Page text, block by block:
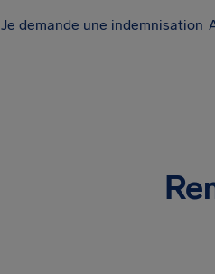
Je demande une indemnisation